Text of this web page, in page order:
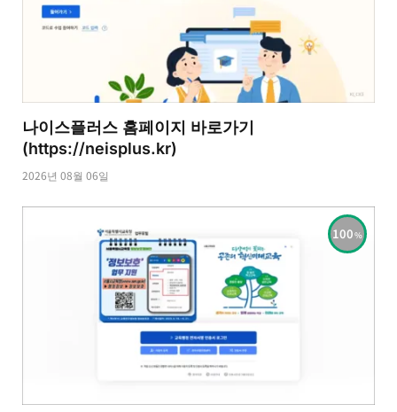
나이스플러스 홈페이지 바로가기
(https://neisplus.kr)
2026년 08월 06일
100